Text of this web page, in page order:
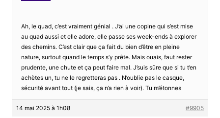
Ah, le quad, c’est vraiment génial . J’ai une copine qui s’est mise
au quad aussi et elle adore, elle passe ses week-ends à explorer
des chemins. C’est clair que ça fait du bien d’être en pleine
nature, surtout quand le temps s’y prête. Mais ouais, faut rester
prudente, une chute et ça peut faire mal. J’suis sûre que si tu t’en
achètes un, tu ne le regretteras pas . N’oublie pas le casque,
sécurité avant tout (je sais, ça n’a rien à voir). Tu m’étonnes
14 mai 2025 à 1h08 #9905